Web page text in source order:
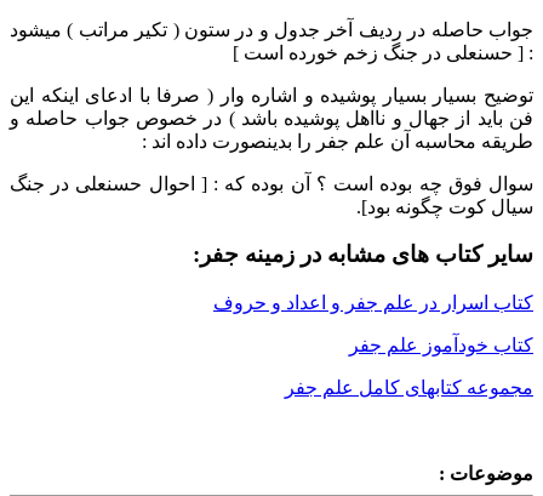
جواب حاصله در ردیف آخر جدول و در ستون ( تکیر مراتب ) میشود
: [ حسنعلی در جنگ زخم خورده است ]
توضیح بسیار بسیار پوشیده و اشاره وار ( صرفا با ادعای اینکه این
فن باید از جهال و نااهل پوشیده باشد ) در خصوص جواب حاصله و
طریقه محاسبه آن علم جفر را بدینصورت داده اند :
سوال فوق چه بوده است ؟ آن بوده که :‌ [ احوال حسنعلی در جنگ
سیال کوت چگونه بود].
سایر کتاب های مشابه در زمینه جفر:
کتاب اسرار در علم جفر و اعداد و حروف
کتاب خودآموز علم جفر
مجموعه کتابهای کامل علم جفر
موضوعات :